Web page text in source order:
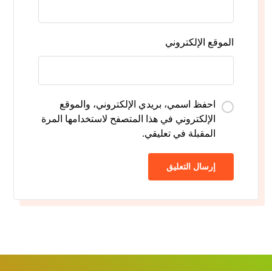
الموقع الإلكتروني
احفظ اسمي، بريدي الإلكتروني، والموقع
الإلكتروني في هذا المتصفح لاستخدامها المرة
المقبلة في تعليقي.